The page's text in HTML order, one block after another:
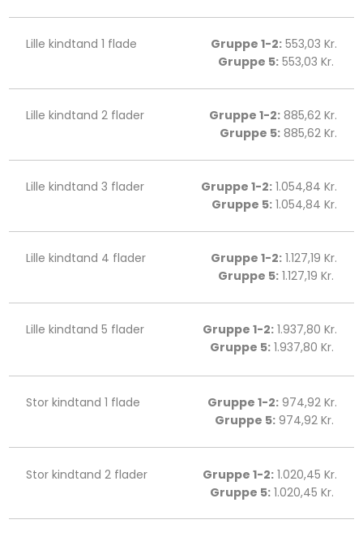
Lille kindtand 1 flade Gruppe 1-2:553,03 Kr.
Gruppe 5:553,03 Kr. ​
Lille kindtand 2 flader Gruppe 1-2:885,62 Kr.
Gruppe 5:885,62 Kr.
Lille kindtand 3 flader Gruppe 1-2:1.054,84 Kr.
Gruppe 5:1.054,84 Kr.
Lille kindtand 4 flader Gruppe 1-2:1.127,19 Kr.
Gruppe 5:1.127,19 Kr. ​
Lille kindtand 5 flader Gruppe 1-2:1.937,80 Kr.
Gruppe 5:1.937,80 Kr. ​
Stor kindtand 1 flade Gruppe 1-2:974,92 Kr.
Gruppe 5:974,92 Kr. ​​
Stor kindtand 2 flader Gruppe 1-2:1.020,45 Kr.
Gruppe 5:1.020,45 Kr. ​​​